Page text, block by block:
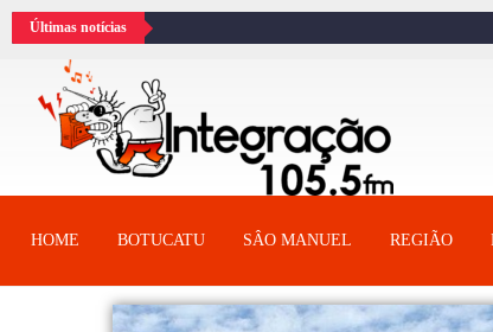
Últimas notícias
HOME BOTUCATU SÂO MANUEL REGIÃO